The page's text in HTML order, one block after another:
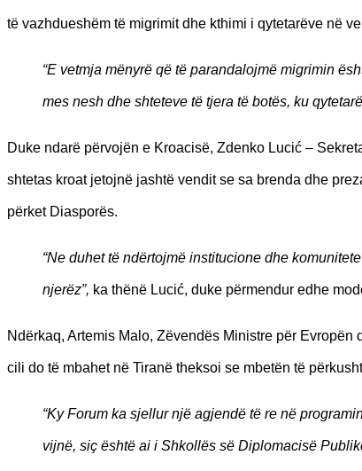
të vazhdueshëm të migrimit dhe kthimi i qytetarëve në
“E vetmja mënyrë që të parandalojmë migrimin
mes nesh dhe shteteve të tjera të botës, ku
Duke ndarë përvojën e Kroacisë, Zdenko Lucić –
shtetas kroat jetojnë jashtë vendit se sa brenda dhe
përket Diasporës.
“Ne duhet të ndërtojmë institucione dhe
njerëz”, ka thënë Lucić, duke përmendur edhe
Ndërkaq, Artemis Malo, Zëvendës Ministre për
cili do të mbahet në Tiranë theksoi se mbetën të
“Ky Forum ka sjellur një agjendë të re në
vijnë, siç është ai i Shkollës së Diplomacisë